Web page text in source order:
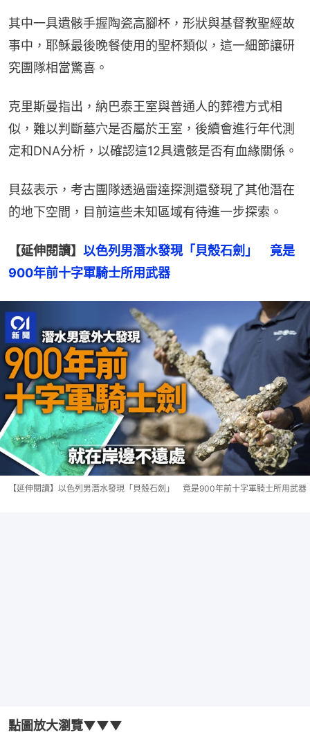
其中一具遺骸手握陶瓷高腳杯，形狀與基督教聖經故
事中，耶穌最後晚餐使用的聖杯類似，這一細節讓研
究團隊相當驚喜。
克里斯曼指出，納巴泰王室與普通人的葬禮方式相
似，難以判斷墓穴是否屬於王室，後續會進行年代測
定和DNA分析，以確認這12具遺骸是否有血緣關係。
貝茲表示，考古團隊透過雷達探測還發現了其他潛在
的地下空間，目前這些未知區域有待進一步探索。
【延伸閱讀】 以色列男潛水發現「貝殼石劍」　竟是
900年前十字軍騎士所用武器
【延伸閱讀】以色列男潛水發現「貝殼石劍」 竟是900年前十字軍騎士所用武器
點圖放大瀏覽▼▼▼